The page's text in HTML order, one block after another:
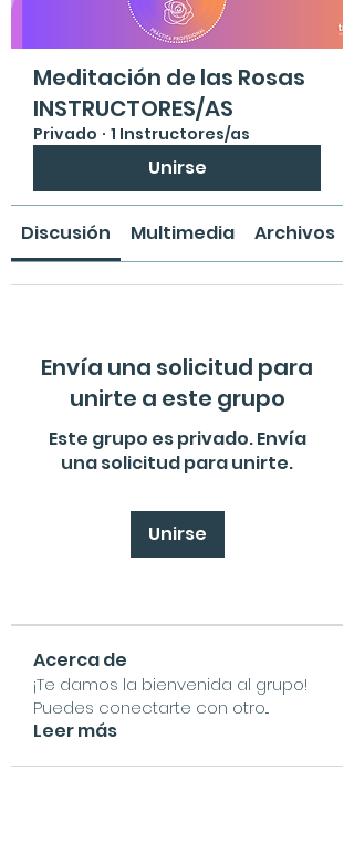
Meditación de las Rosas
INSTRUCTORES/AS
Privado · 1 Instructores/as
Unirse
Discusión Multimedia Archivos
Envía una solicitud para
unirte a este grupo
Este grupo es privado. Envía
una solicitud para unirte.
Unirse
Acerca de
¡Te damos la bienvenida al grupo!
Puedes conectarte con otro...
Leer más